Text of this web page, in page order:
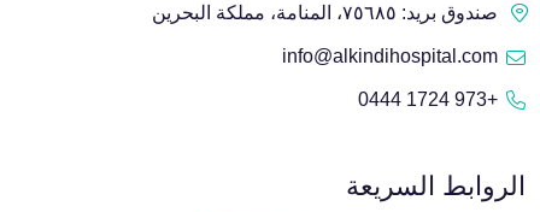
صندوق بريد: ٧٥٦٨٥، المنامة، مملكة البحرين
info@alkindihospital.com
+973 1724 0444
الروابط السريعة